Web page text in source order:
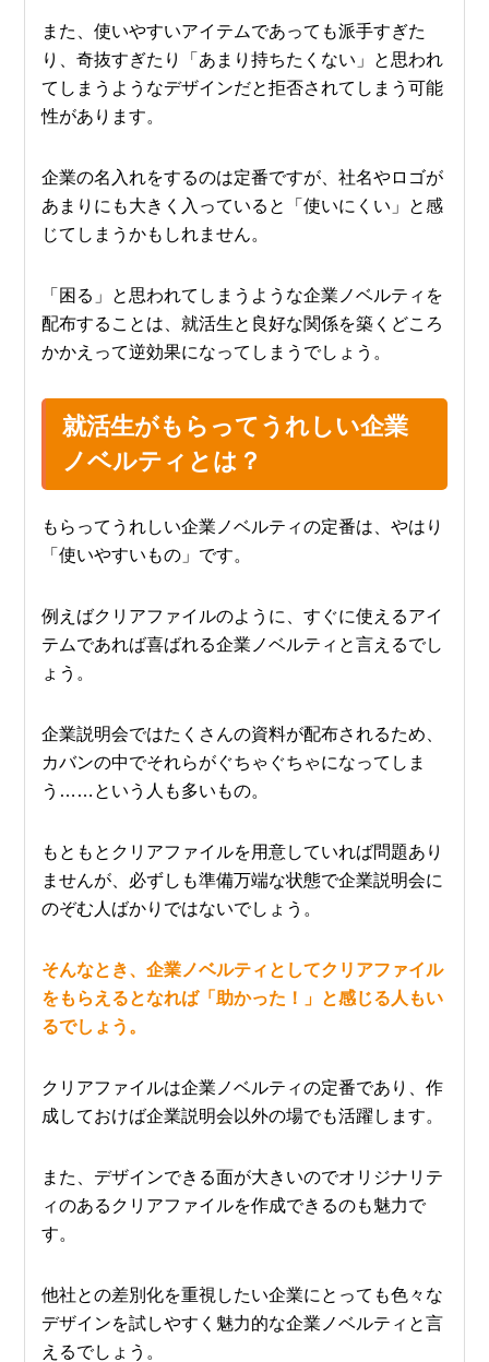
また、使いやすいアイテムであっても派手すぎた
り、奇抜すぎたり「あまり持ちたくない」と思われ
てしまうようなデザインだと拒否されてしまう可能
性があります。
企業の名入れをするのは定番ですが、社名やロゴが
あまりにも大きく入っていると「使いにくい」と感
じてしまうかもしれません。
「困る」と思われてしまうような企業ノベルティを
配布することは、就活生と良好な関係を築くどころ
かかえって逆効果になってしまうでしょう。
就活生がもらってうれしい企業
ノベルティとは？
もらってうれしい企業ノベルティの定番は、やはり
「使いやすいもの」です。
例えばクリアファイルのように、すぐに使えるアイ
テムであれば喜ばれる企業ノベルティと言えるでし
ょう。
企業説明会ではたくさんの資料が配布されるため、
カバンの中でそれらがぐちゃぐちゃになってしま
う……という人も多いもの。
もともとクリアファイルを用意していれば問題あり
ませんが、必ずしも準備万端な状態で企業説明会に
のぞむ人ばかりではないでしょう。
そんなとき、企業ノベルティとしてクリアファイル
をもらえるとなれば「助かった！」と感じる人もい
るでしょう。
クリアファイルは企業ノベルティの定番であり、作
成しておけば企業説明会以外の場でも活躍します。
また、デザインできる面が大きいのでオリジナリテ
ィのあるクリアファイルを作成できるのも魅力で
す。
他社との差別化を重視したい企業にとっても色々な
デザインを試しやすく魅力的な企業ノベルティと言
えるでしょう。